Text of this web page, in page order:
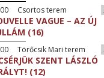
Csortos terem
VAGUE – AZ ÚJ
(16)
Törőcsik Mari terem
SZENT LÁSZLÓ
(12)